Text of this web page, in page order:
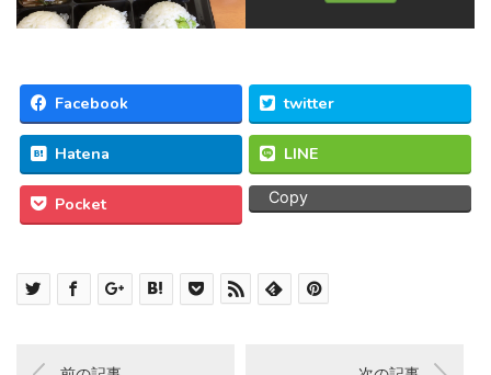
Facebook twitter
Hatena LINE
Pocket Copy